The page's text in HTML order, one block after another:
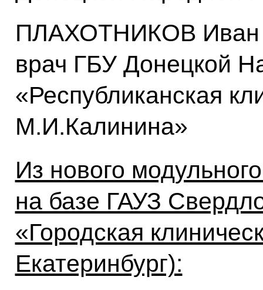
ПЛАХОТНИКОВ Иван
врач ГБУ Донецкой
«Республиканская
М.И.Калинина»
Из нового
на базе ГАУЗ
«Городская
Екатеринбург):